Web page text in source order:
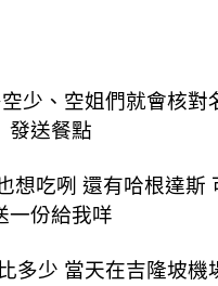
少、空姐們就會核對
發送餐點
想吃咧 還有哈根達斯
一份給我咩
多少 當天在吉隆坡機